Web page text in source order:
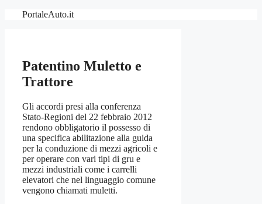
PortaleAuto.it
Patentino Muletto e
Trattore
Gli accordi presi alla conferenza
Stato-Regioni del 22 febbraio 2012
rendono obbligatorio il possesso di
una specifica abilitazione alla guida
per la conduzione di mezzi agricoli e
per operare con vari tipi di gru e
mezzi industriali come i carrelli
elevatori che nel linguaggio comune
vengono chiamati muletti.